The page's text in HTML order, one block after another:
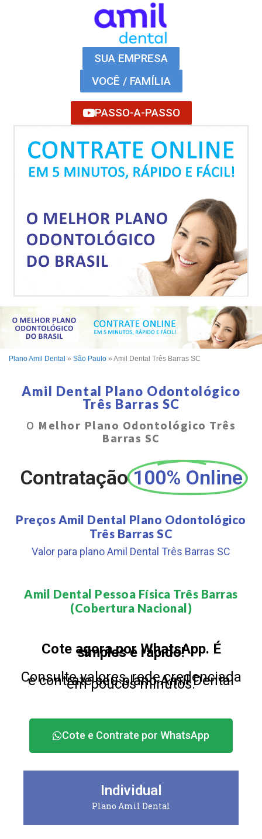
SUA EMPRESA
VOCÊ / FAMÍLIA
PASSO-A-PASSO
Plano Amil Dental » São Paulo » Amil Dental Três Barras SC
Amil Dental Plano Odontológico
Três Barras SC
O Melhor Plano Odontológico Três
Barras SC
Contratação 100% Online
Preços Amil Dental Plano Odontológico
Três Barras SC
Valor para plano Amil Dental Três Barras SC
Amil Dental Pessoa Física Três Barras
(Cobertura Nacional)​
Cote agora por WhatsApp. É
simples e rápido!
Consulte valores, rede credenciada
e contrate seu plano Amil Dental
em poucos minutos.
Cote e Contrate por WhatsApp
Individual
Plano Amil Dental